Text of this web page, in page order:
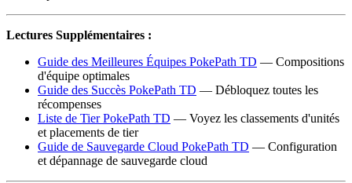
Lectures Supplémentaires :
Guide des Meilleures Équipes PokePath TD — Compositions
d'équipe optimales
Guide des Succès PokePath TD — Débloquez toutes les
récompenses
Liste de Tier PokePath TD — Voyez les classements d'unités
et placements de tier
Guide de Sauvegarde Cloud PokePath TD — Configuration
et dépannage de sauvegarde cloud